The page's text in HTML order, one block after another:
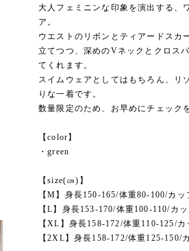
大人フェミニンな印象を演出する、
ア。
ウエストのリボンとティアードスカ
立てつつ、深めのVネックとクロス
てくれます。
スイムウェアとしてはもちろん、リ
りな一着です。
数量限定のため、お早めにチェック
【color】
・green
【size(㎝)】
【M】身長150-165/体重80-100/カ
【L】身長153-170/体重100-110/カ
【XL】身長158-172/体重110-125/
【2XL】身長158-172/体重125-150/